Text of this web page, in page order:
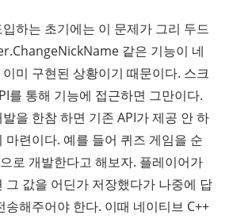
하는 초기에는 이 문제가 그리 두드
같은 기능이 네
미 구현된 상황이기 때문이다. 스크
를 통해 기능에 접근하면 그만이다.
을 한참 하면 기존 API가 제공 안 하
마련이다. 예를 들어 퀴즈 게임을 순
로 개발한다고 해보자. 플레이어가
그 값을 어딘가 저장했다가 나중에 답
송해주어야 한다. 이때 네이티브 C++